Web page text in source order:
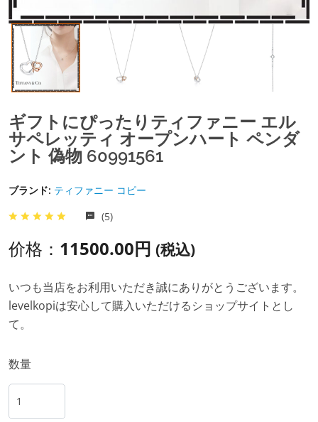
ギフトにぴったりティファニー エル
サペレッティ オープンハート ペンダ
ント 偽物 60991561
ブランド: ティファニー コピー
(5)
价格： 11500.00円 (税込)
いつも当店をお利用いただき誠にありがとうございます。
levelkopiは安心して購入いただけるショップサイトとし
て。
数量